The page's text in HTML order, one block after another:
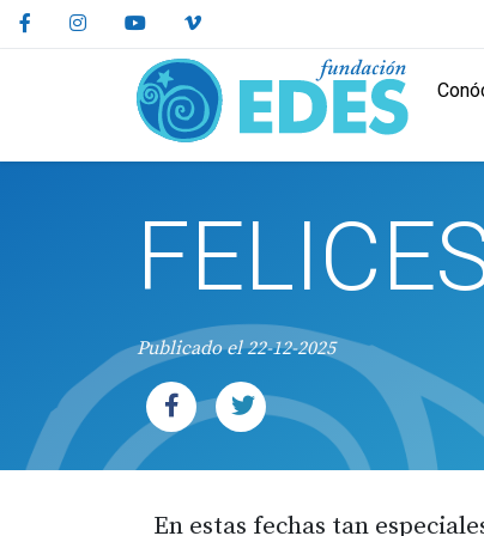
Ir al contenido principal
Ir al pie de página
FacebookInstagramYoutubeVimeo
Publicado el 22-12-2025
En estas fechas tan